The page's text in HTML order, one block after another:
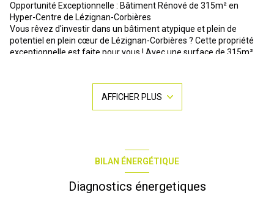
Opportunité Exceptionnelle : Bâtiment Rénové de 315m² en
Hyper-Centre de Lézignan-Corbières
Vous rêvez d'investir dans un bâtiment atypique et plein de
potentiel en plein cœur de Lézignan-Corbières ? Cette propriété
exceptionnelle est faite pour vous ! Avec une surface de 315m²
éclairés, ensuite vous trouverez 2 appartements T2 et T3 avec
accès indépendant répartis sur 2 niveaux, ce bâtiment offre une
multitude de possibilités d'aménagement. l'immeuble situé dans
État général : Rénové avec soin pour offrir un cadre de vie
Expositions : Orienté au Sud pour une luminosité optimale tout au
long de la journée.
AFFICHER PLUS
BILAN ÉNERGÉTIQUE
Diagnostics énergetiques